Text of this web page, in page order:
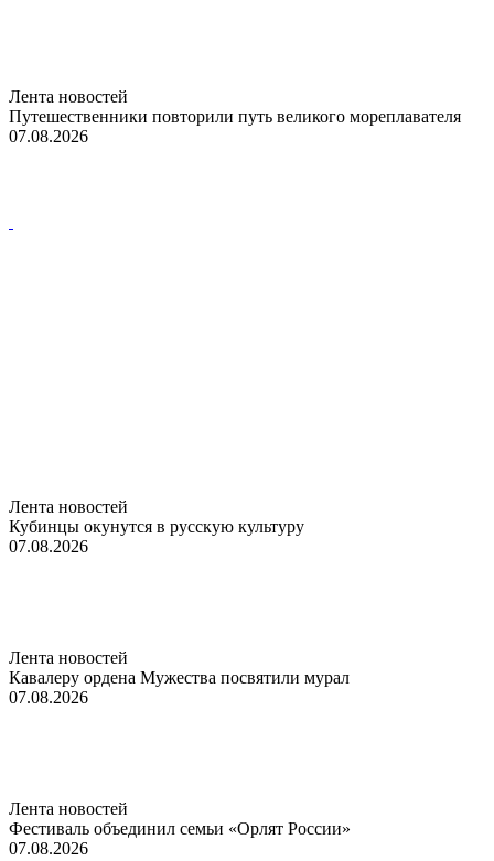
Лента новостей
Путешественники повторили путь великого мореплавателя
07.08.2026
Лента новостей
Кубинцы окунутся в русскую культуру
07.08.2026
Лента новостей
Кавалеру ордена Мужества посвятили мурал
07.08.2026
Лента новостей
Фестиваль объединил семьи «Орлят России»
07.08.2026